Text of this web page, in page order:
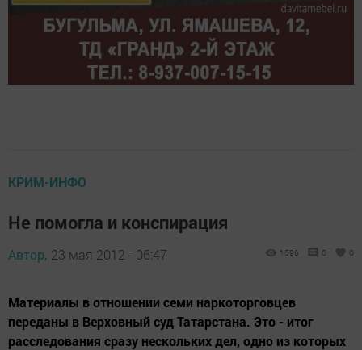
КРИМ-ИНФО
Не помогла и конспирация
Автор, 23 мая 2012 - 06:47 1596 0 0
Материалы в отношении семи наркоторговцев
переданы в Верховный суд Татарстана. Это - итог
расследования сразу нескольких дел, одно из которых